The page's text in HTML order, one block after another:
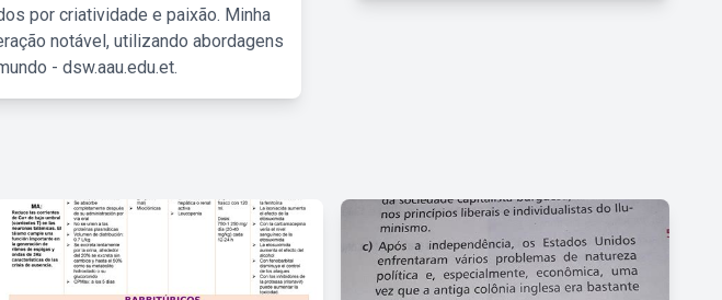
por criatividade e paixão. Minha
notável, utilizando abordagens
- dsw.aau.edu.et.